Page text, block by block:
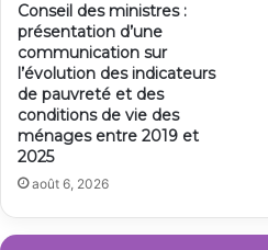
Conseil des ministres :
présentation d’une
communication sur
l’évolution des indicateurs
de pauvreté et des
conditions de vie des
ménages entre 2019 et
2025
août 6, 2026